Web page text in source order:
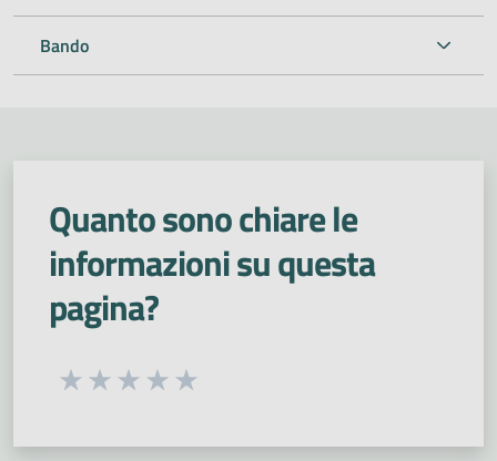
Bando
Quanto sono chiare le
informazioni su questa
pagina?
Seleziona una valutazione da 1 a 5 stelle